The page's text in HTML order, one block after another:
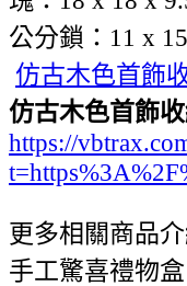
公分鎖：11 x
仿古木色首飾
仿古木色首飾
https://
更多相關商品
手工驚喜禮物